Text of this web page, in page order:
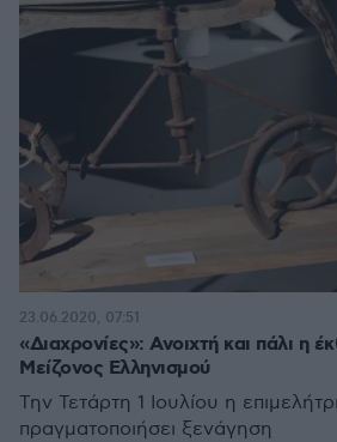
«Διαχρονίες»: Ανοιχτή και πάλι η
Μείζονος Ελληνισμού
Την Τετάρτη 1 Ιουλίου η
πραγματοποιήσει ξενάγηση
23.06.2020, 07:51